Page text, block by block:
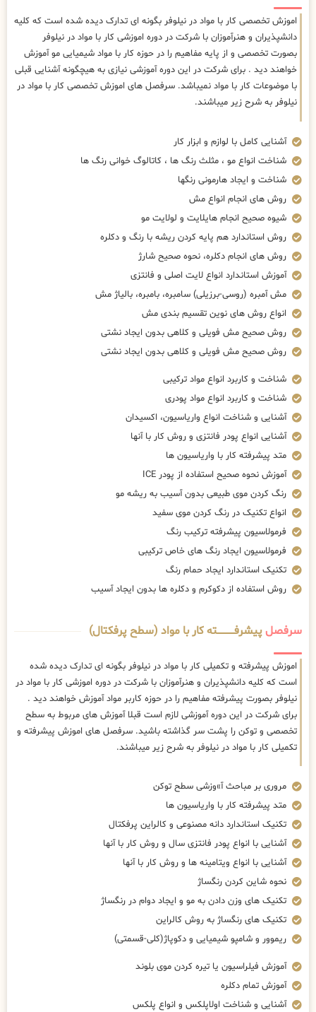
اموزش تخصصی کار با مواد در نیلوفر بگونه ای تدارک دیده شده است که کلیه
دانشپذیران و هنرآموزان با شرکت در دوره اموزشی کار با مواد در نیلوفر
بصورت تخصصی و از پایه مفاهیم را در حوزه کار با مواد شیمیایی مو آموزش
خواهند دید . برای شرکت در این دوره آموزشی نیازی به هیچگونه آشنایی قبلی
با موضوعات کار با مواد نمیباشد. سرفصل های اموزش تخصصی کار با مواد در
نیلوفر به شرح زیر میباشند.
آشنایی کامل با لوازم و ابزار کار
شناخت انواع مو ، مثلث رنگ ها ، کاتالوگ خوانی رنگ ها
شناخت و ایجاد هارمونی رنگها
روش های انجام انواع مش
شیوه صحیح انجام هایلایت و لولایت مو
روش استاندارد هم پایه کردن ریشه با رنگ و دکلره
روش های انجام دکلره، نحوه صحیح شارژ
آموزش استاندارد انواع لایت اصلی و فانتزی
مش آمبره (روسی-برزیلی) سامبره، بامبره، بالیاژ مش
انواع روش های نوین تقسیم بندی مش
روش صحیح مش فویلی و کلاهی بدون ایجاد نشتی
روش صحیح مش فویلی و کلاهی بدون ایجاد نشتی
شناخت و کاربرد انواع مواد ترکیبی
شناخت و کاربرد انواع مواد پودری
آشنایی و شناخت انواع واریاسیون، اکسیدان
آشنایی انواع پودر فانتزی و روش کار با آنها
متد پیشرفته کار با واریاسیون ها
آموزش نحوه صحیح استفاده از پودر ICE
رنگ کردن موی طبیعی بدون آسیب به ریشه مو
انواع تکنیک در رنگ کردن موی سفید
فرمولاسیون پیشرفته ترکیب رنگ
فرمولاسیون ایجاد رنگ های خاص ترکیبی
تکنیک استاندارد ایجاد حمام رنگ
روش استفاده از دکوکرم و دکلره ها بدون ایجاد آسیب
سرفصلپیشرفــــــــــــته کار با مواد (سطح پرفکتال)
اموزش پیشرفته و تکمیلی کار با مواد در نیلوفر بگونه ای تدارک دیده شده
است که کلیه دانشپذیران و هنرآموزان با شرکت در دوره اموزشی کار با مواد در
نیلوفر بصورت پیشرفته مفاهیم را در حوزه کاربر مواد آموزش خواهند دید .
برای شرکت در این دوره آموزشی لازم است قبلا آموزش های مربوط به سطح
تخصصی و توکن را پشت سر گذاشته باشید. سرفصل های اموزش پیشرفته و
تکمیلی کار با مواد در نیلوفر به شرح زیر میباشند.
مروری بر مباحث آ»وزشی سطح توکن
متد پیشرفته کار با واریاسیون ها
تکنیک استاندارد دانه مصنوعی و کالراین پرفکتال
آشنایی با انواع پودر فانتزی سال و روش کار با آنها
آشنایی با انواع ویتامینه ها و روش کار با آنها
نحوه شاین کردن رنگساژ
تکنیک های وزن دادن به مو و ایجاد دوام در رنگساژ
تکنیک های رنگساژ به روش کالراین
ریموور و شامپو شیمیایی و دکوپاژ(کلی-قسمتی)
آموزش فیلراسیون یا تیره کردن موی بلوند
آموزش تمام دکلره
آشنایی و شناخت اولاپلکس و انواع پلکس